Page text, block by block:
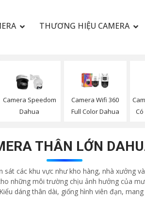
THƯƠNG HIỆU CAMERA
Camera Speedom
Dahua
Camera Wifi 360
Full Color Dahua
THÂN LỚN
các khu vực như kho hàng, nhà xưởng
những môi trường chịu ảnh hưởng của
dáng thân dài, giống hình viên đạn,